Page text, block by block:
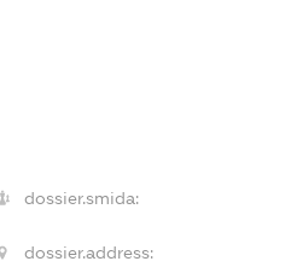
dossier.smida:
dossier.address: